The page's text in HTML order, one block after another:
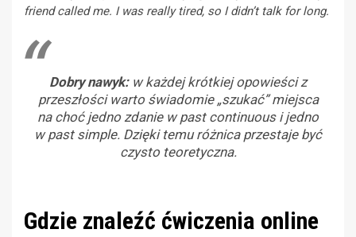
friend called me. I was really tired, so I didn’t talk for long.
Dobry nawyk:w każdej krótkiej opowieści z
przeszłości warto świadomie „szukać” miejsca
na choć jedno zdanie w past continuous i jedno
w past simple. Dzięki temu różnica przestaje być
czysto teoretyczna.
Gdzie znaleźć ćwiczenia online